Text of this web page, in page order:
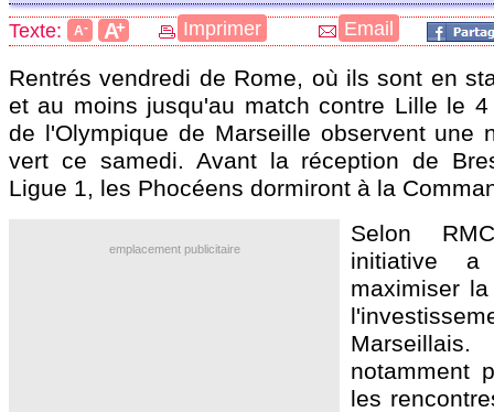
Texte: A- A+ Imprimer Email
Rentrés vendredi de Rome, où ils sont en
et au moins jusqu'au match contre Lille le
de l'Olympique de Marseille observent une
vert ce samedi. Avant la réception de
Ligue 1, les Phocéens dormiront à la
emplacement publicitaire
Selon
initiative
maximiser
notamment
les